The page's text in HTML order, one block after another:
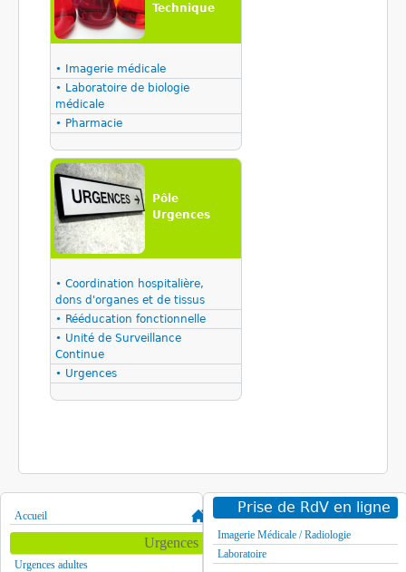
Technique
• Imagerie médicale
• Laboratoire de biologie
médicale
• Pharmacie
Pôle
Urgences
• Coordination hospitalière,
dons d'organes et de tissus
• Rééducation fonctionnelle
• Unité de Surveillance
Continue
• Urgences
Accueil
Urgences
Urgences adultes
Prise de RdV en ligne
Imagerie Médicale / Radiologie
Laboratoire